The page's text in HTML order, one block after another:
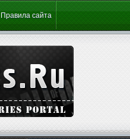
Правила сайта